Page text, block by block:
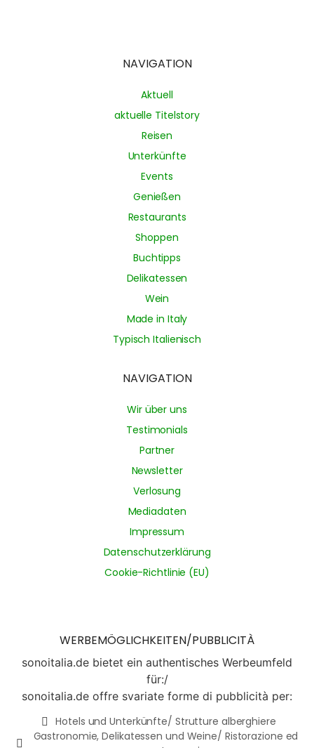
NAVIGATION
Aktuell
aktuelle Titelstory
Reisen
Unterkünfte
Events
Genießen
Restaurants
Shoppen
Buchtipps
Delikatessen
Wein
Made in Italy
Typisch Italienisch
NAVIGATION
Wir über uns
Testimonials
Partner
Newsletter
Verlosung
Mediadaten
Impressum
Datenschutzerklärung
Cookie-Richtlinie (EU)
WERBEMÖGLICHKEITEN/PUBBLICITÀ
sonoitalia.de bietet ein authentisches Werbeumfeld
für:/
sonoitalia.de offre svariate forme di pubblicità per:
Hotels und Unterkünfte/ Strutture alberghiere
Gastronomie, Delikatessen und Weine/ Ristorazione ed